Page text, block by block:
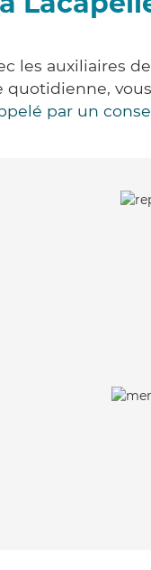
auxiliaires
quotidienne,
par un